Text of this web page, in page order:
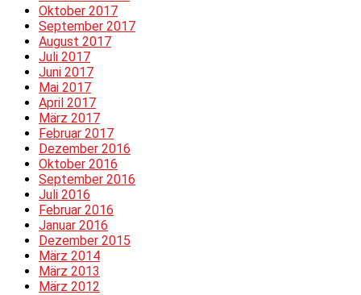
Oktober 2017
September 2017
August 2017
Juli 2017
Juni 2017
Mai 2017
April 2017
März 2017
Februar 2017
Dezember 2016
Oktober 2016
September 2016
Juli 2016
Februar 2016
Januar 2016
Dezember 2015
März 2014
März 2013
März 2012